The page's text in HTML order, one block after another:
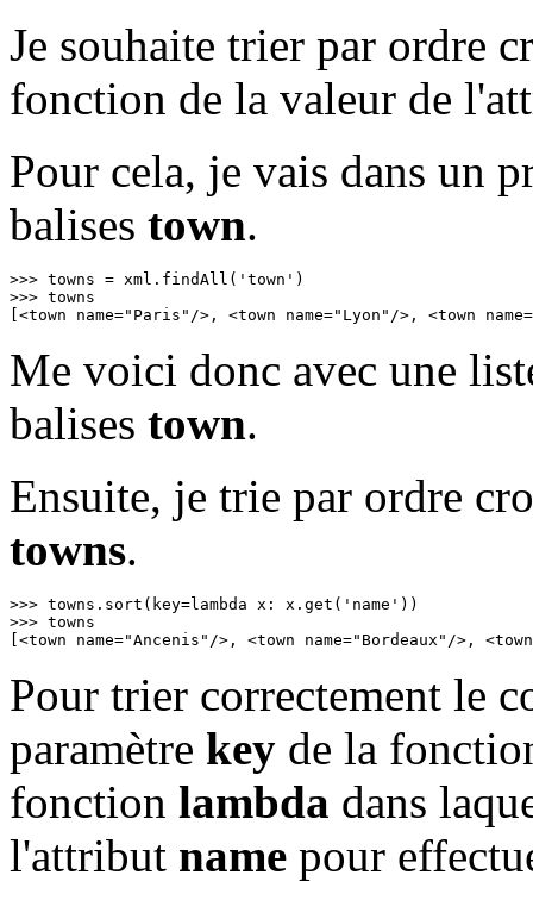
Je souhaite trier par ordre
fonction de la valeur de
Pour cela, je vais dans un
balises town.
>>> towns = xml.findAll('town')
>>> towns
[<town name="Paris"/>, <town name="Lyon"/>, <town
Me voici donc avec une
balises town.
Ensuite, je trie par ordre
towns.
>>> towns.sort(key=lambda x: x.get('name'))
>>> towns
[<town name="Ancenis"/>, <town name="Bordeaux"/>,
Pour trier correctement le
paramètre key de la
fonction lambda dans
l'attribut name pour